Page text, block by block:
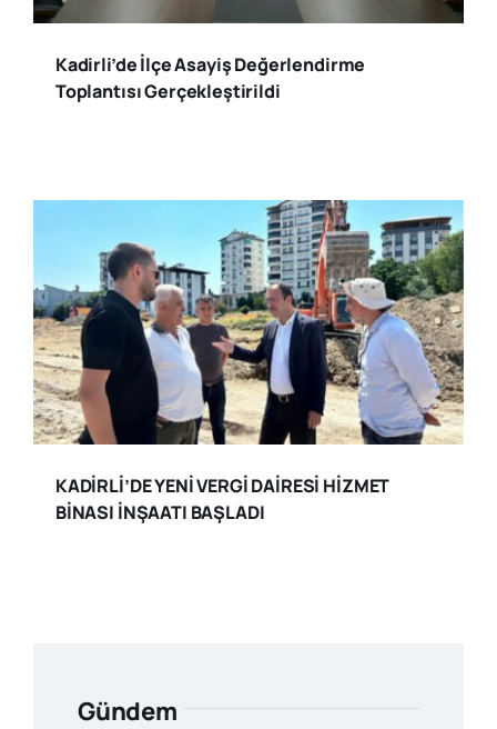
Kadirli’de İlçe Asayiş Değerlendirme
Toplantısı Gerçekleştirildi
KADİRLİ’DE YENİ VERGİ DAİRESİ HİZMET
BİNASI İNŞAATI BAŞLADI
Gündem